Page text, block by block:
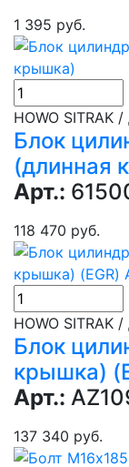
1 395 руб.
HOWO SITRAK
Блок
(длинная
Арт.:
118 470 руб.
HOWO SITRAK
Блок
крышка)
Арт.:
137 340 руб.